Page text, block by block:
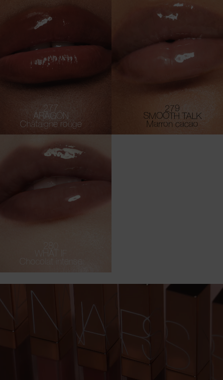
277
ARAGÓN
Châtaigne rouge
279
SMOOTH TALK
Marron cacao
WHAT IF
Chocolat intense